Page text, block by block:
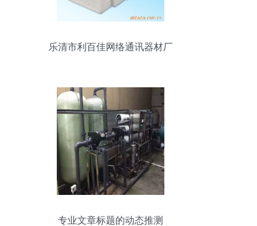
乐清市利百佳网络通讯器材厂
专业文章标题的动态推测